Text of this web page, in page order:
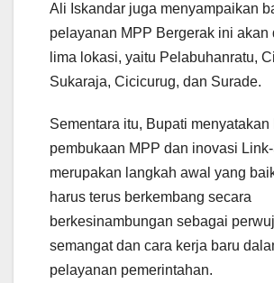
Ali Iskandar juga menyampaikan
pelayanan MPP Bergerak ini akan
lima lokasi, yaitu Pelabuhanratu,
Sukaraja, Cicicurug, dan Surade.
Sementara itu, Bupati menyatakan
pembukaan MPP dan inovasi
merupakan langkah awal yang
harus terus berkembang secara
berkesinambungan sebagai
semangat dan cara kerja baru
pelayanan pemerintahan.